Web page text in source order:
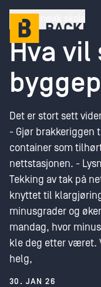
Gå til hovedinnhold
Kvernevik skole
Hva vil
Det er stort sett
- Gjør brakkeriggen
container som
nettstasjonen. -
Tekking av tak på
knyttet til
minusgrader og
mandag, hvor
kle deg etter været.
helg,
30. JAN 26